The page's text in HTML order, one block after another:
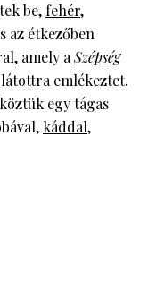
be, fehér,
az étkezőben
amely aSzépség
emlékeztet.
egy tágas
káddal,